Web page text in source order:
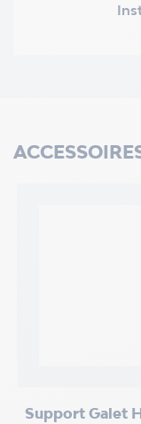
Support Galet